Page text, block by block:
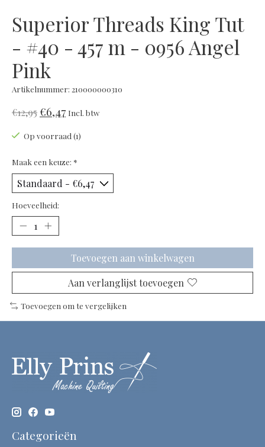
Superior Threads King Tut
- #40 - 457 m - 0956 Angel
Pink
Artikelnummer: 210000000310
€12,95€6,47 Incl. btw
Op voorraad (1)
Maak een keuze: *
Hoeveelheid:
Toevoegen aan winkelwagen
Aan verlanglijst toevoegen
Toevoegen om te vergelijken
Categorieën